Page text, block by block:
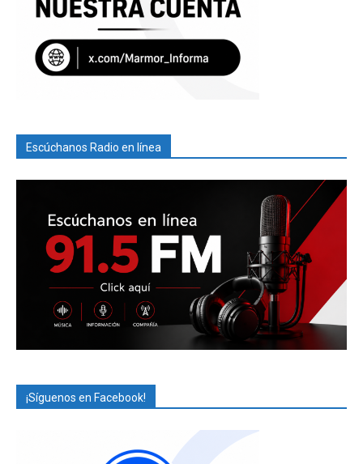
Escúchanos Radio en línea
¡Síguenos en Facebook!